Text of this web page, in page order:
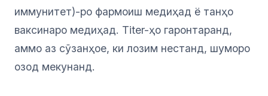
иммунитет)-ро фармоиш медиҳад ё танҳо
ваксинаро медиҳад. Titer-ҳо гаронтаранд,
аммо аз сӯзанҳое, ки лозим нестанд, шуморо
озод мекунанд.